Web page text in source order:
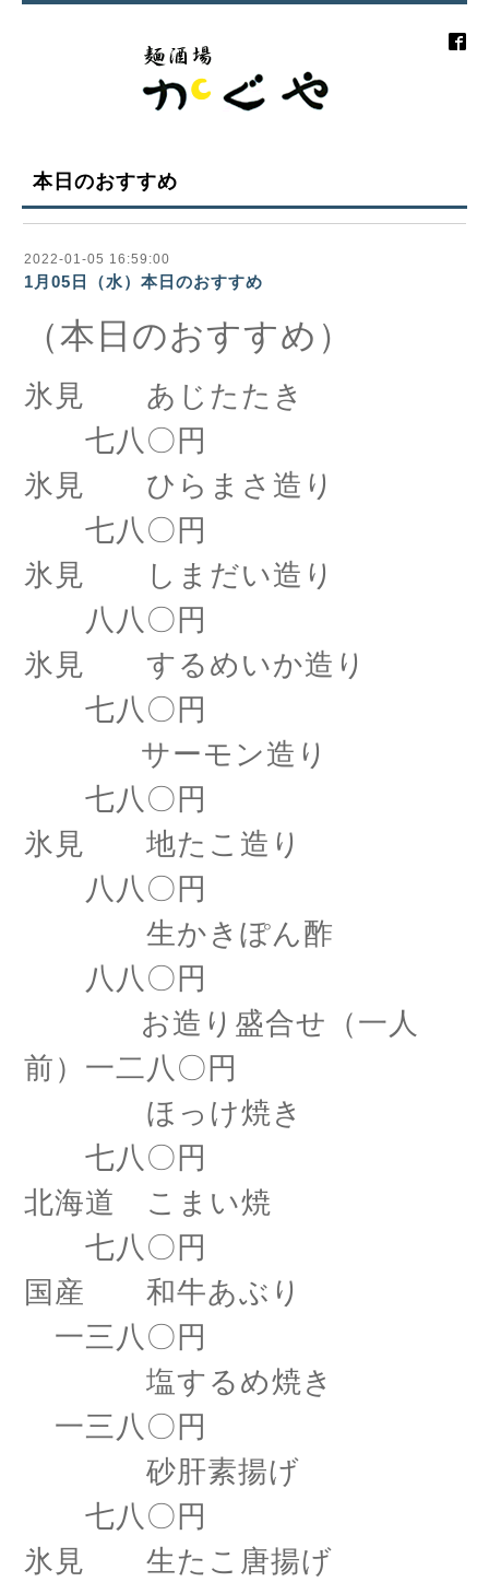
本日のおすすめ
2022-01-05 16:59:00
1月05日（水）本日のおすすめ
（本日のおすすめ）
氷見 あじたたき
七八〇円
氷見 ひらまさ造り
七八〇円
氷見 しまだい造り
八八〇円
氷見 するめいか造り
七八〇円
サーモン造り
七八〇円
氷見 地たこ造り
八八〇円
生かきぽん酢
八八〇円
お造り盛合せ（一人
前）一二八〇円
ほっけ焼き
七八〇円
北海道 こまい焼
七八〇円
国産 和牛あぶり
一三八〇円
塩するめ焼き
一三八〇円
砂肝素揚げ
七八〇円
氷見 生たこ唐揚げ